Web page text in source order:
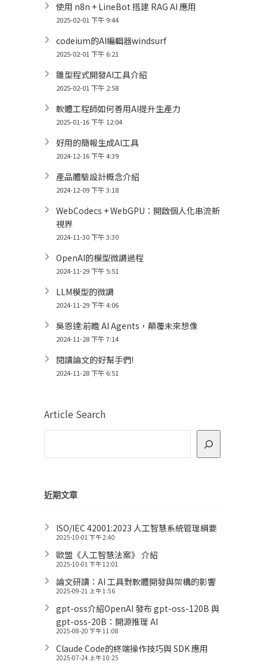
使用 n8n + LineBot 搭建 RAG AI 應用
2025-02-01 下午 9:44
codeium的AI編輯器windsurf
2025-02-01 下午 6:21
雛型程式開發AI工具介紹
2025-02-01 下午 2:58
軟體工程師如何善用AI提升生產力
2025-01-16 下午 12:04
好用的簡報生成AI工具
2024-12-16 下午 4:39
產品體驗設計概念介紹
2024-12-09 下午 3:18
WebCodecs + WebGPU：開啟個人化串流新
視界
2024-11-30 下午 3:30
OpenAI的模型微調過程
2024-11-29 下午 5:51
LLM模型的微調
2024-11-29 下午 4:06
吳恩達:前瞻 AI Agents，顛覆未來想像
2024-11-28 下午 7:14
閱讀論文的好幫手們!
2024-11-28 下午 6:51
Article Search
近期文章
ISO/IEC 42001:2023 人工智慧系統管理綱要
2025-10-01 下午 2:40
歐盟《人工智慧法案》 介紹
2025-10-01 下午 12:01
論文研讀：AI 工具對軟體開發與架構的影響
2025-09-21 上午 1:56
gpt-oss介紹OpenAI 發布 gpt-oss-120B 與
gpt-oss-20B：開源推理 AI
2025-08-20 下午 11:08
Claude Code的終端操作技巧與 SDK 應用
2025-07-24 上午 10:25